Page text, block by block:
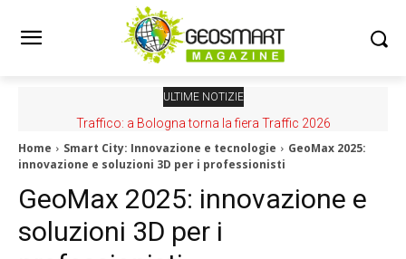
ULTIME NOTIZIE
Traffico: a Bologna torna la fiera Traffic 2026
Home Smart City: Innovazione e tecnologie
GeoMax 2025:
innovazione e soluzioni 3D per i professionisti
GeoMax 2025: innovazione e
soluzioni 3D per i